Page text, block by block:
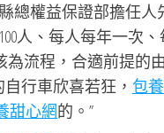
總權益保證部擔任人
人、每人每年一次
為流程，合適前提的
行車欣喜若狂， 包
甜心網的。”